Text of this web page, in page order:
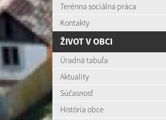
Terénna sociálna práca
Kontakty
ŽIVOT V OBCI
Úradná tabuľa
Aktuality
Súčasnosť
História obce